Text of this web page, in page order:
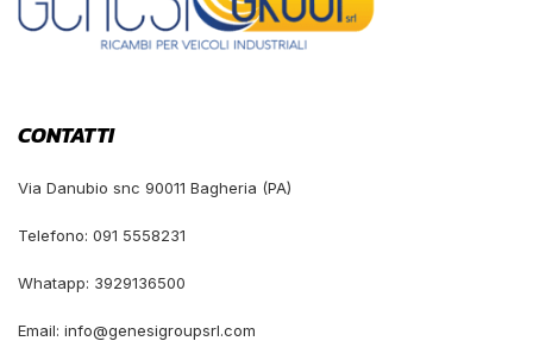
CONTATTI
Via Danubio snc 90011 Bagheria (PA)
Telefono: 091 5558231
Whatapp: 3929136500
Email: info@genesigroupsrl.com